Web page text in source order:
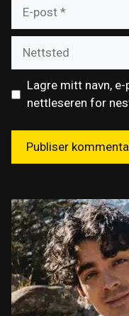
post
Lagre mitt navn,
nettleseren for